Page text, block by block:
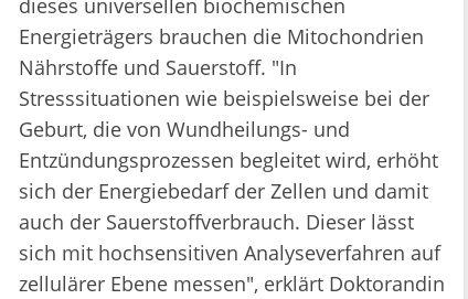
dieses universellen biochemischen
Energieträgers brauchen die Mitochondrien
Nährstoffe und Sauerstoff. "In
Stresssituationen wie beispielsweise bei der
Geburt, die von Wundheilungs- und
Entzündungsprozessen begleitet wird, erhöht
sich der Energiebedarf der Zellen und damit
auch der Sauerstoffverbrauch. Dieser lässt
sich mit hochsensitiven Analyseverfahren auf
zellulärer Ebene messen", erklärt Doktorandin